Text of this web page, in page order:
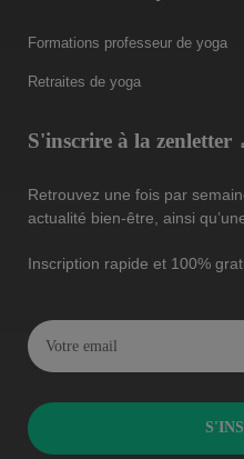
Formations professeur de yoga
Retraites de yoga
S'inscrire à la zenletter
Retrouvez une fois par
actualité bien-être, ainsi
Inscription rapide et 100%